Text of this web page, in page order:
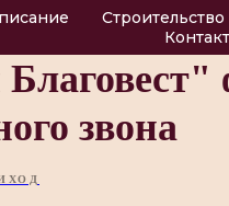
Строительство
звона